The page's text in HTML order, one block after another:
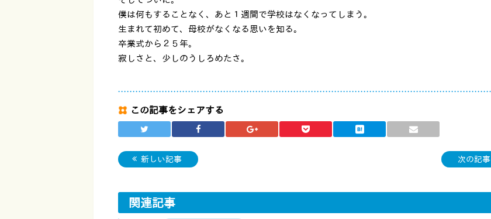
僕は何もすることなく、あと１週間で学校はなくなってしまう。
生まれて初めて、母校がなくなる思いを知る。
卒業式から２５年。
寂しさと、少しのうしろめたさ。
この記事をシェアする
新しい記事 次の記事
関連記事